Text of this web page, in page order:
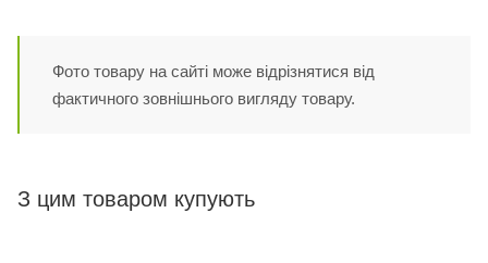
Фото товару на сайті може відрізнятися від
фактичного зовнішнього вигляду товару.
З цим товаром купують